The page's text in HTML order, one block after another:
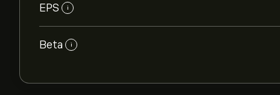
EPS i
Beta i